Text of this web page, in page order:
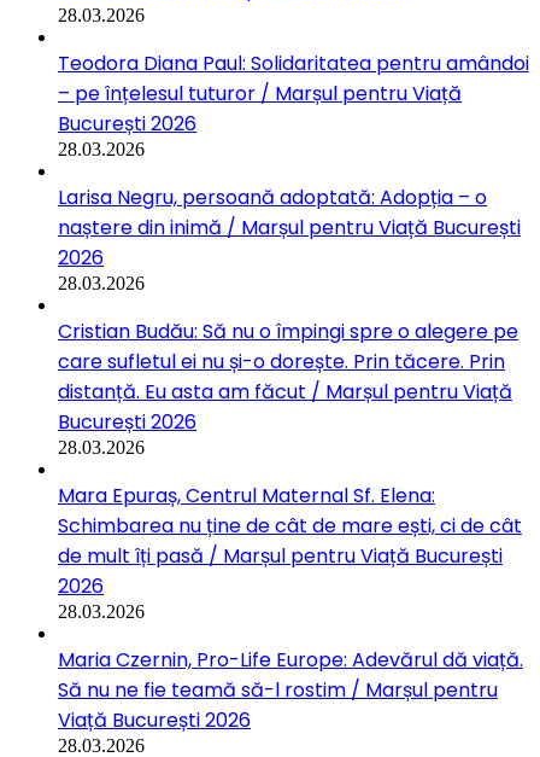
28.03.2026
Teodora Diana Paul: Solidaritatea pentru amândoi
– pe înțelesul tuturor / Marșul pentru Viață
București 2026
28.03.2026
Larisa Negru, persoană adoptată: Adopția – o
naștere din inimă / Marșul pentru Viață București
2026
28.03.2026
Cristian Budău: Să nu o împingi spre o alegere pe
care sufletul ei nu și-o dorește. Prin tăcere. Prin
distanță. Eu asta am făcut / Marșul pentru Viață
București 2026
28.03.2026
Mara Epuraș, Centrul Maternal Sf. Elena:
Schimbarea nu ține de cât de mare ești, ci de cât
de mult îți pasă / Marșul pentru Viață București
2026
28.03.2026
Maria Czernin, Pro-Life Europe: Adevărul dă viață.
Să nu ne fie teamă să-l rostim / Marșul pentru
Viață București 2026
28.03.2026